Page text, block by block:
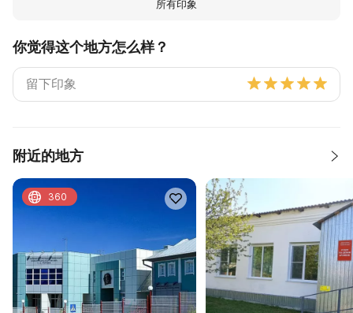
所有印象
你觉得这个地方怎么样？
附近的地方
360